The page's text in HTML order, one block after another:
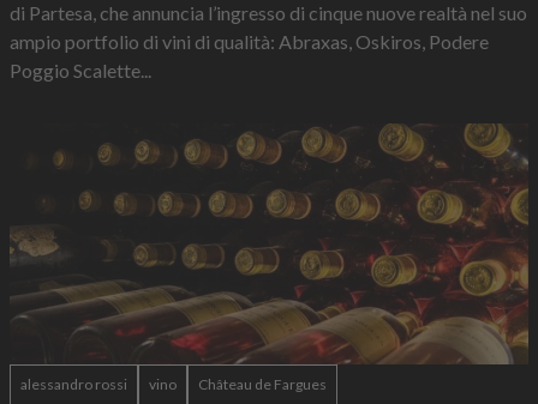
di Partesa, che annuncia l’ingresso di cinque nuove realtà nel suo
ampio portfolio di vini di qualità: Abraxas, Oskiros, Podere
Poggio Scalette...
alessandro rossi vino Château de Fargues